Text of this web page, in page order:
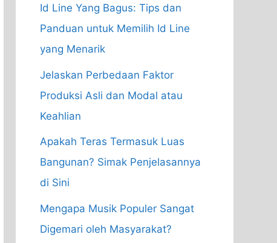
Id Line Yang Bagus: Tips dan
Panduan untuk Memilih Id Line
yang Menarik
Jelaskan Perbedaan Faktor
Produksi Asli dan Modal atau
Keahlian
Apakah Teras Termasuk Luas
Bangunan? Simak Penjelasannya
di Sini
Mengapa Musik Populer Sangat
Digemari oleh Masyarakat?